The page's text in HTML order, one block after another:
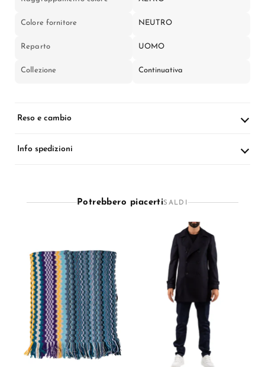
Colore fornitore NEUTRO
Reparto UOMO
Collezione Continuativa
Reso e cambio
Info spedizioni
Potrebbero piacertiSALDI